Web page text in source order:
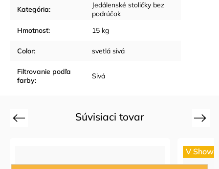
Kategória:
Jedálenské stoličky bez
podrúčok
Hmotnosť: 15 kg
Color: svetlá sivá
Filtrovanie podľa
farby: Sivá
Súvisiaci tovar
Previous
V
Next